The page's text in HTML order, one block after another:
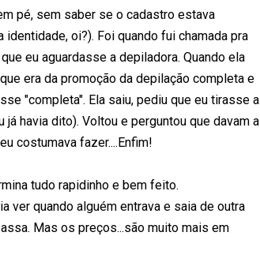
pé, sem saber se o cadastro estava
oi?). Foi quando fui chamada pra
eu aguardasse a depiladora. Quando ela
era da promoção da depilação completa e
"completa". Ela saiu, pediu que eu tirasse a
havia dito). Voltou e perguntou que davam a
costumava fazer....Enfim!
tudo rapidinho e bem feito.
ver quando alguém entrava e saia de outra
Mas os preços...são muito mais em